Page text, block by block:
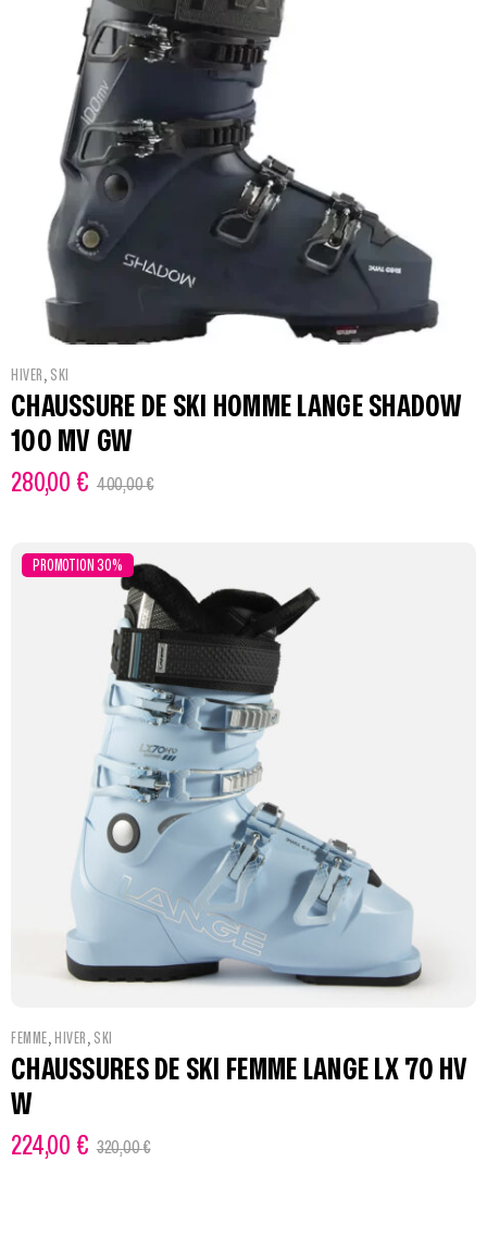
HIVER , SKI
CHAUSSURE DE SKI HOMME LANGE SHADOW
100 MV GW
400,00€
280,00 €
PROMOTION 30%
FEMME,HIVER , SKI
CHAUSSURES DE SKI FEMME LANGE LX 70 HV
W
320,00€
224,00 €